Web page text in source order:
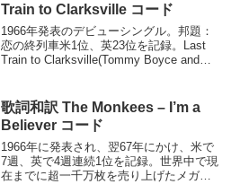
Train to Clarksville コード
1966年発表のデビューシングル。邦題：
恋の終列車米1位、英23位を記録。Last
Train to Clarksville(Tommy Boyce and
歌詞和訳 The Monkees – I’m a
Believer コード
1966年に発表され、翌67年にかけ、米で
7週、英で4週連続1位を記録。世界中で現
在までに超一千万枚を売り上げたメガヒ